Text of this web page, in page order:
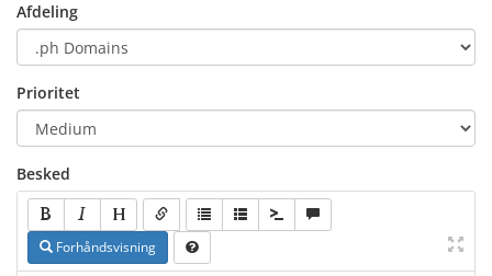
Afdeling
Prioritet
Besked
Forhåndsvisning